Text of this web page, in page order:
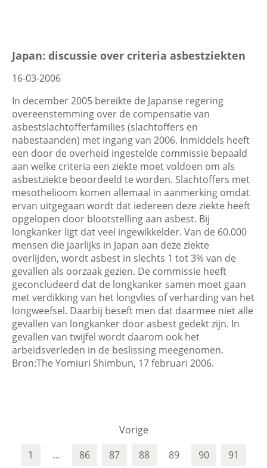
Japan: discussie over criteria asbestziekten
16-03-2006
In december 2005 bereikte de Japanse regering
overeenstemming over de compensatie van
asbestslachtofferfamilies (slachtoffers en
nabestaanden) met ingang van 2006. Inmiddels heeft
een door de overheid ingestelde commissie bepaald
aan welke criteria een ziekte moet voldoen om als
asbestziekte beoordeeld te worden. Slachtoffers met
mesothelioom komen allemaal in aanmerking omdat
ervan uitgegaan wordt dat iedereen deze ziekte heeft
opgelopen door blootstelling aan asbest. Bij
longkanker ligt dat veel ingewikkelder. Van de 60.000
mensen die jaarlijks in Japan aan deze ziekte
overlijden, wordt asbest in slechts 1 tot 3% van de
gevallen als oorzaak gezien. De commissie heeft
geconcludeerd dat de longkanker samen moet gaan
met verdikking van het longvlies of verharding van het
longweefsel. Daarbij beseft men dat daarmee niet alle
gevallen van longkanker door asbest gedekt zijn. In
gevallen van twijfel wordt daarom ook het
arbeidsverleden in de beslissing meegenomen.
Bron:The Yomiuri Shimbun, 17 februari 2006.
Vorige
1
… 86 87 88 89 90 91